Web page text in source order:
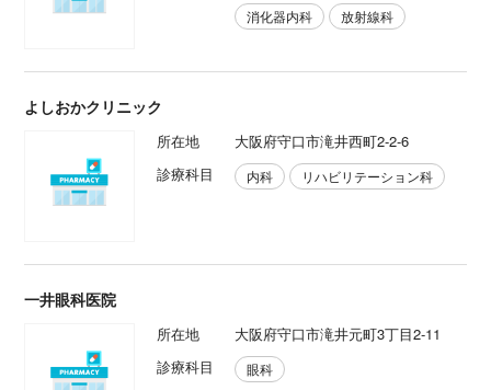
消化器内科
放射線科
よしおかクリニック
所在地
大阪府守口市滝井西町2-2-6
診療科目
内科 リハビリテーション科
一井眼科医院
所在地
大阪府守口市滝井元町3丁目2-11
診療科目
眼科